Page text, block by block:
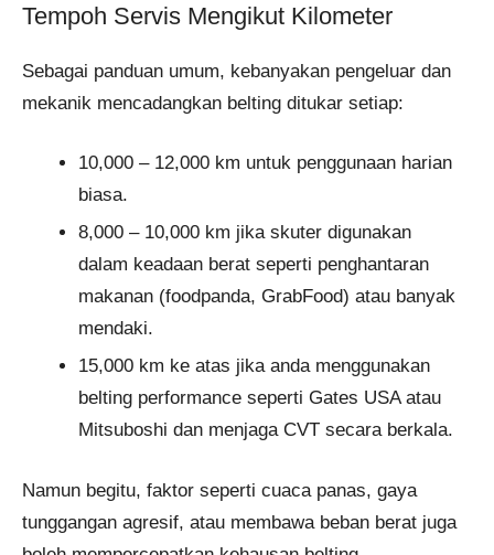
Tempoh Servis Mengikut Kilometer
Sebagai panduan umum, kebanyakan pengeluar dan
mekanik mencadangkan belting ditukar setiap:
10,000 – 12,000 km untuk penggunaan harian
biasa.
8,000 – 10,000 km jika skuter digunakan
dalam keadaan berat seperti penghantaran
makanan (foodpanda, GrabFood) atau banyak
mendaki.
15,000 km ke atas jika anda menggunakan
belting performance seperti Gates USA atau
Mitsuboshi dan menjaga CVT secara berkala.
Namun begitu, faktor seperti cuaca panas, gaya
tunggangan agresif, atau membawa beban berat juga